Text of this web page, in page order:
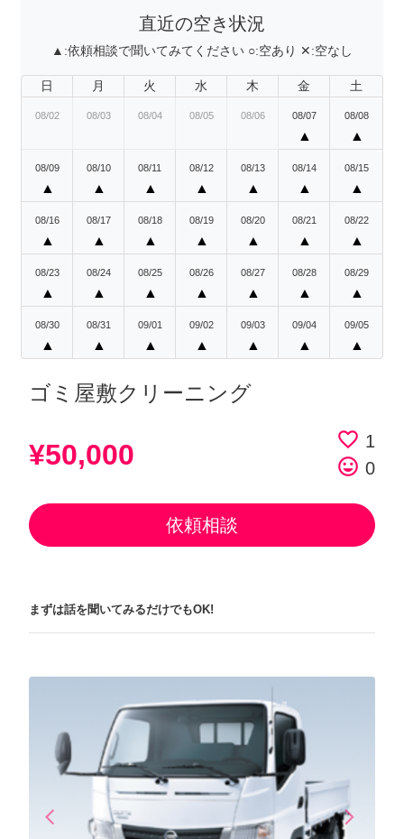
直近の空き状況
▲:依頼相談で聞いてみてください ○:空あり ✕:空なし
日 月 火 水 木 金 土
08/02 08/03 08/04 08/05 08/06 08/07
▲
08/08
▲
08/09
▲
08/10
▲
08/11
▲
08/12
▲
08/13
▲
08/14
▲
08/15
▲
08/16
▲
08/17
▲
08/18
▲
08/19
▲
08/20
▲
08/21
▲
08/22
▲
08/23
▲
08/24
▲
08/25
▲
08/26
▲
08/27
▲
08/28
▲
08/29
▲
08/30
▲
08/31
▲
09/01
▲
09/02
▲
09/03
▲
09/04
▲
09/05
▲
ゴミ屋敷クリーニング
¥50,000 favorite_border 1
tag_faces 0
依頼相談
まずは話を聞いてみるだけでもOK!
arrow_back_iosPrevious arrow_forward_iosNext